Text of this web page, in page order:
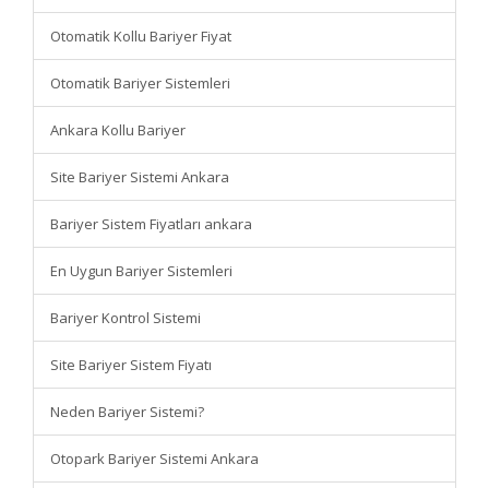
Otomatik Kollu Bariyer Fiyat
Otomatik Bariyer Sistemleri
Ankara Kollu Bariyer
Site Bariyer Sistemi Ankara
Bariyer Sistem Fiyatları ankara
En Uygun Bariyer Sistemleri
Bariyer Kontrol Sistemi
Site Bariyer Sistem Fiyatı
Neden Bariyer Sistemi?
Otopark Bariyer Sistemi Ankara